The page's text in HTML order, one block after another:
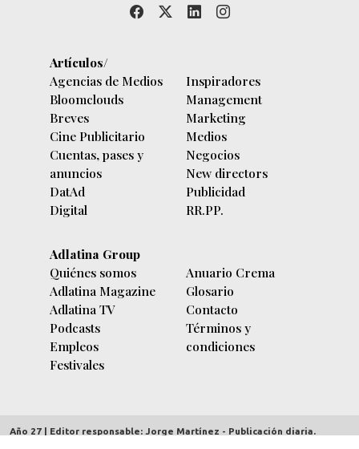
Artículos/
Agencias de Medios
Bloomclouds
Breves
Cine Publicitario
Cuentas, pases y
anuncios
DatAd
Digital
Inspiradores
Management
Marketing
Medios
Negocios
New directors
Publicidad
RR.PP.
Adlatina Group
Quiénes somos
Adlatina Magazine
Adlatina TV
Podcasts
Empleos
Festivales
Anuario Crema
Glosario
Contacto
Términos y
condiciones
Año 27 | Editor responsable: Jorge Martínez - Publicación diaria.